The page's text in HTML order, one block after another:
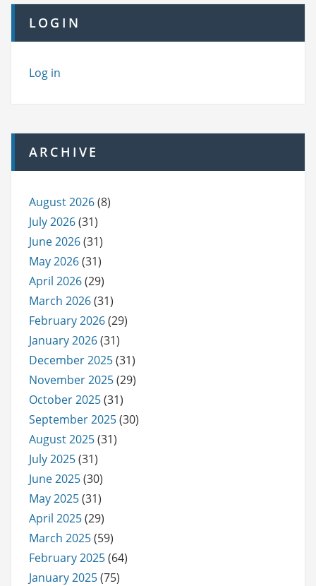
LOGIN
Log in
ARCHIVE
August 2026(8)
July 2026(31)
June 2026(31)
May 2026(31)
April 2026(29)
March 2026(31)
February 2026(29)
January 2026(31)
December 2025(31)
November 2025(29)
October 2025(31)
September 2025(30)
August 2025(31)
July 2025(31)
June 2025(30)
May 2025(31)
April 2025(29)
March 2025(59)
February 2025(64)
January 2025(75)